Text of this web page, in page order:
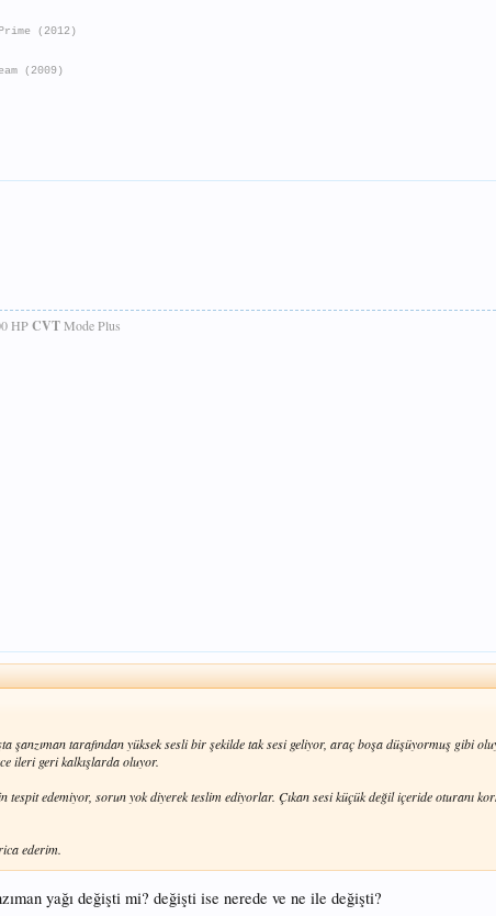
(2012)
(2009)
HPCVTMode Plus
şanzıman tarafından yüksek sesli bir şekilde tak sesi geliyor, araç boşa düşüyormuş gibi
ileri geri kalkışlarda oluyor.
tespit edemiyor, sorun yok diyerek teslim ediyorlar. Çıkan sesi küçük değil içeride oturanı
ederim.
yağı değişti mi? değişti ise nerede ve ne ile değişti?